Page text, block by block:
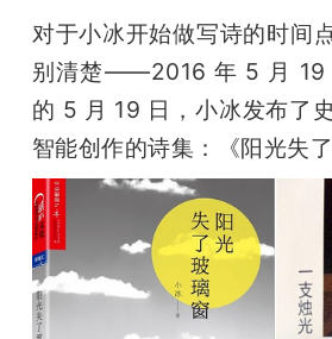
对于小冰开始做写诗的时间
别清楚——2016 年 5 月 19
的 5 月 19 日，小冰发布了
智能创作的诗集：《阳光失了